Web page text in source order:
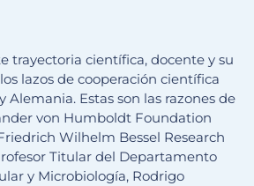
trayectoria científica, docente y su
lazos de cooperación científica
Alemania. Estas son las razones de
von Humboldt Foundation
Wilhelm Bessel Research
Titular del Departamento
y Microbiología, Rodrigo